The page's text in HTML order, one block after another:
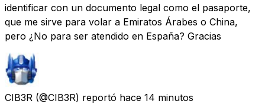
identificar con un documento legal como el pasaporte,
que me sirve para volar a Emiratos Árabes o China,
pero ¿No para ser atendido en España? Gracias
CIB3R (@CIB3R) reportó hace 14 minutos